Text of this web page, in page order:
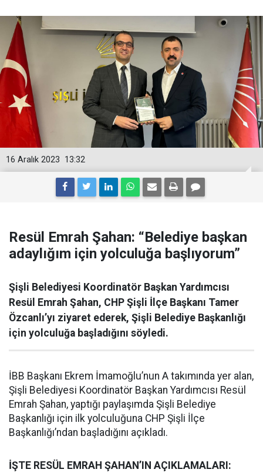
13:32
16 Aralık 2023
Resül Emrah Şahan: “Belediye başkan
adaylığım için yolculuğa başlıyorum”
Şişli Belediyesi Koordinatör Başkan Yardımcısı
Resül Emrah Şahan, CHP Şişli İlçe Başkanı Tamer
Özcanlı’yı ziyaret ederek, Şişli Belediye Başkanlığı
için yolculuğa başladığını söyledi.
İBB Başkanı Ekrem İmamoğlu’nun A takımında yer alan,
Şişli Belediyesi Koordinatör Başkan Yardımcısı Resül
Emrah Şahan, yaptığı paylaşımda Şişli Belediye
Başkanlığı için ilk yolculuğuna CHP Şişli İlçe
Başkanlığı’ndan başladığını açıkladı.
İŞTE RESÜL EMRAH ŞAHAN’IN AÇIKLAMALARI: